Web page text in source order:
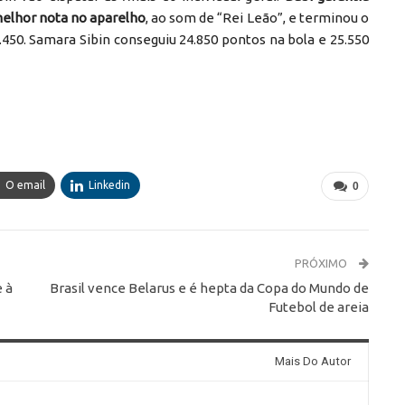
nota no aparelho, ao som de “Rei Leão”, e terminou o
Samara Sibin conseguiu 24.850 pontos na bola e 25.550
0
O email Linkedin
à
PRÓXIMO
Brasil vence Belarus e é hepta da Copa do Mundo de
Futebol de areia
Mais Do Autor